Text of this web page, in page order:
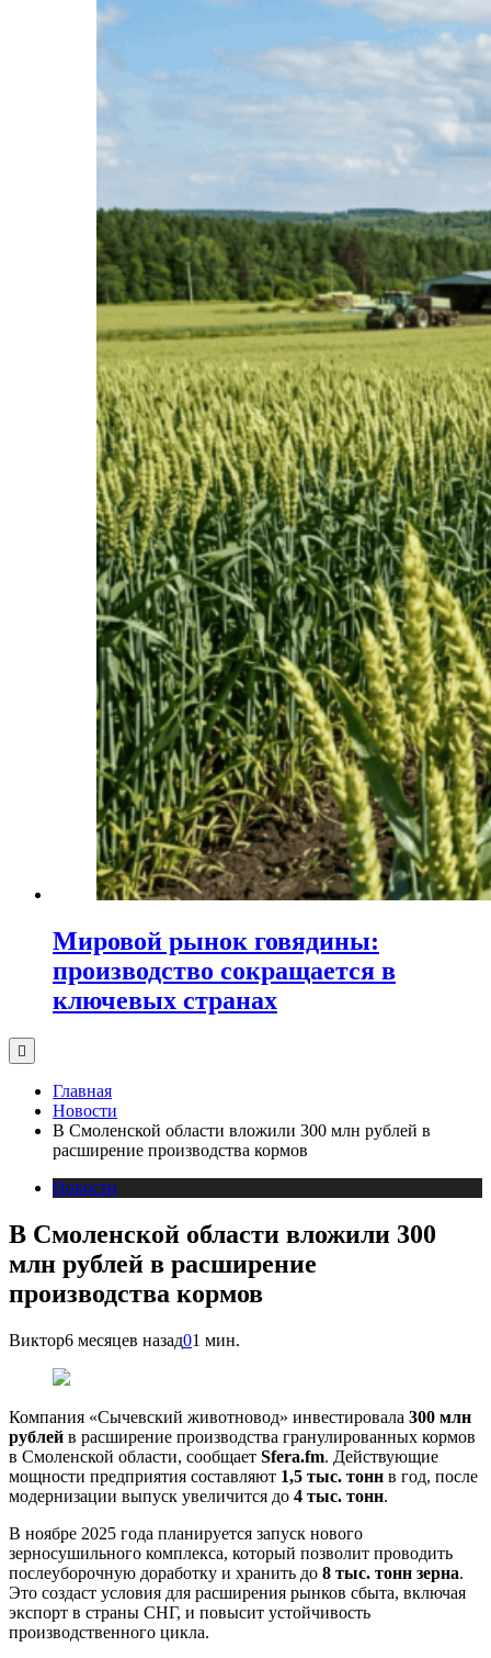
Мировой рынок говядины:
производство сокращается в
ключевых странах
Главная
Новости
В Смоленской области вложили 300 млн рублей в
расширение производства кормов
Новости
В Смоленской области вложили 300
млн рублей в расширение
производства кормов
Виктор6 месяцев назад01 мин.
Компания «Сычевский животновод» инвестировала 300 млн
рублей в расширение производства гранулированных кормов
в Смоленской области, сообщает Sfera.fm. Действующие
мощности предприятия составляют 1,5 тыс. тонн в год, после
модернизации выпуск увеличится до 4 тыс. тонн.
В ноябре 2025 года планируется запуск нового
зерносушильного комплекса, который позволит проводить
послеуборочную доработку и хранить до 8 тыс. тонн зерна.
Это создаст условия для расширения рынков сбыта, включая
экспорт в страны СНГ, и повысит устойчивость
производственного цикла.